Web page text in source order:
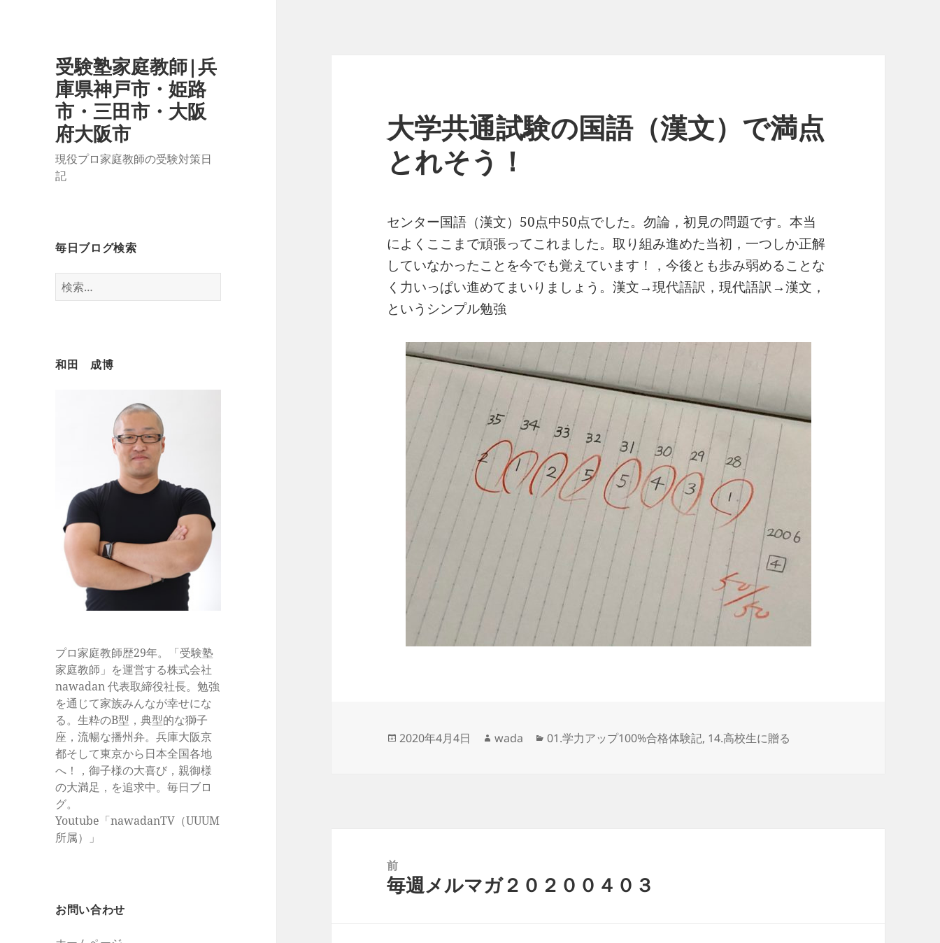
受験塾家庭教師|兵
庫県神戸市・姫路
市・三田市・大阪
府大阪市
現役プロ家庭教師の受験対策日
記
毎日ブログ検索
検
索:
和田 成博
プロ家庭教師歴29年。「受験塾
家庭教師」を運営する株式会社
nawadan 代表取締役社長。勉強
を通じて家族みんなが幸せにな
る。生粋のB型，典型的な獅子
座，流暢な播州弁。兵庫大阪京
都そして東京から日本全国各地
へ！，御子様の大喜び，親御様
の大満足，を追求中。毎日ブロ
グ。
Youtube「nawadanTV（UUUM
所属）」
お問い合わせ
大学共通試験の国語（漢文）で満点
とれそう！
‪センター国語（漢文）50点中50点でした。勿論，初見の問題です。本当
によくここまで頑張ってこれました。取り組み進めた当初，一つしか正解
していなかったことを今でも覚えています！，今後とも歩み弱めることな
く力いっぱい進めてまいりましょう。漢文→現代語訳，現代語訳→漢文，
というシンプル勉強‬
投
2020年4月4日
作
wada
カ
01.学力アップ100%合格体験記, 14.高校生に贈る
前
前
毎週メルマガ２０２００４０３